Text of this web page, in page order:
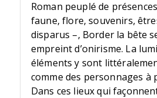
Roman peuplé de
faune, flore, souvenirs,
disparus –, Border la bête
empreint d’onirisme. La
éléments y sont
comme des personnages à
Dans ces lieux qui